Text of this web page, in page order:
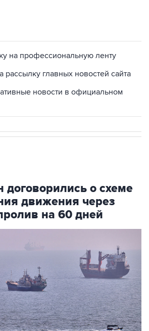
на профессиональную ленту
рассылку главных новостей сайта
новости в официальном
о схеме
движения через
на 60 дней